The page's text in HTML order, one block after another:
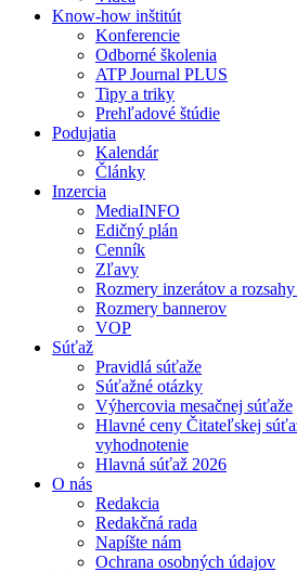
Know-how inštitút
Konferencie
Odborné školenia
ATP Journal PLUS
Tipy a triky
Prehľadové štúdie
Podujatia
Kalendár
Články
Inzercia
MediaINFO
Edičný plán
Cenník
Zľavy
Rozmery inzerátov a
Rozmery bannerov
VOP
Súťaž
Pravidlá súťaže
Súťažné otázky
Výhercovia mesačnej súťaže
Hlavné ceny Čitateľskej
vyhodnotenie
Hlavná súťaž 2026
O nás
Redakcia
Redakčná rada
Napíšte nám
Ochrana osobných údajov